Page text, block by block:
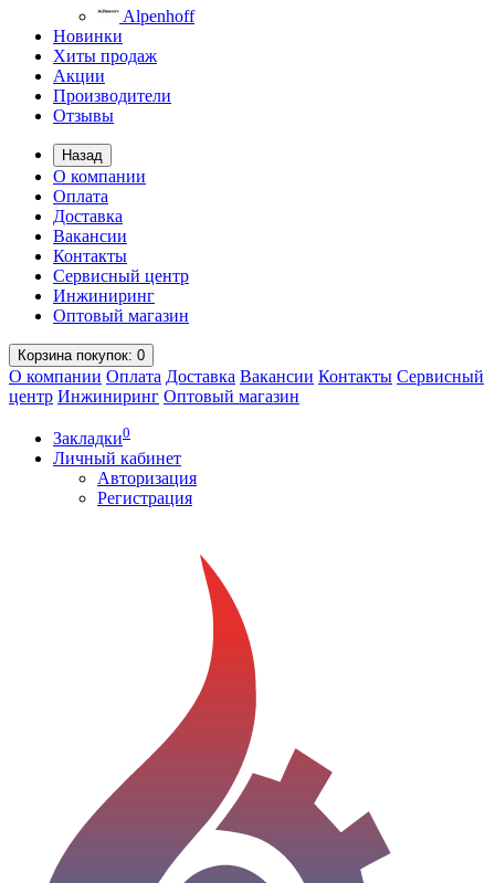
Alpenhoff
Новинки
Хиты продаж
Акции
Производители
Отзывы
Назад
О компании
Оплата
Доставка
Вакансии
Контакты
Сервисный центр
Инжиниринг
Оптовый магазин
Корзинапокупок: 0
О компании Оплата Доставка Вакансии Контакты Сервисный
центр Инжиниринг Оптовый магазин
Закладки0
Личный кабинет
Авторизация
Регистрация